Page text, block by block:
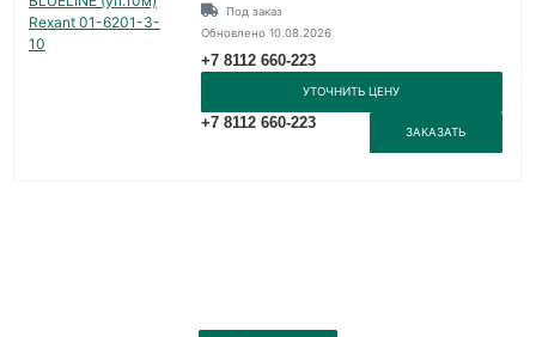
Под заказ
Обновлено 10.08.2026
+7 8112 660-223
УТОЧНИТЬ ЦЕНУ
+7 8112 660-223
ЗАКАЗАТЬ